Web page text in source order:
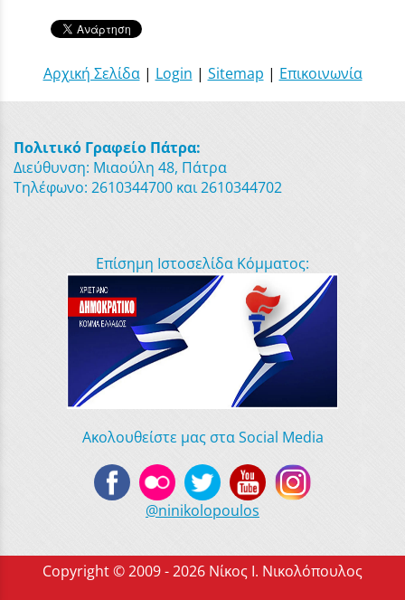
Αρχική Σελίδα| Login | Sitemap | Επικοινωνία
Πολιτικό Γραφείο Πάτρα:
Διεύθυνση: Μιαούλη 48, Πάτρα
Τηλέφωνο: 2610344700 και 2610344702
Επίσημη Ιστοσελίδα Κόμματος:
Ακολουθείστε μας στα Social Media
@ninikolopoulos
Copyright © 2009 - 2026 Νίκος Ι. Νικολόπουλος